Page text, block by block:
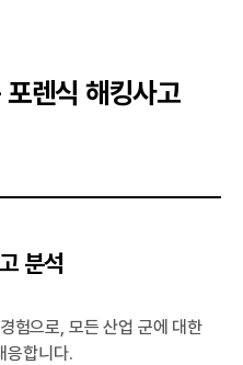
렌식 해킹사고
분석
험으로, 모든 산업 군에 대한
응합니다.